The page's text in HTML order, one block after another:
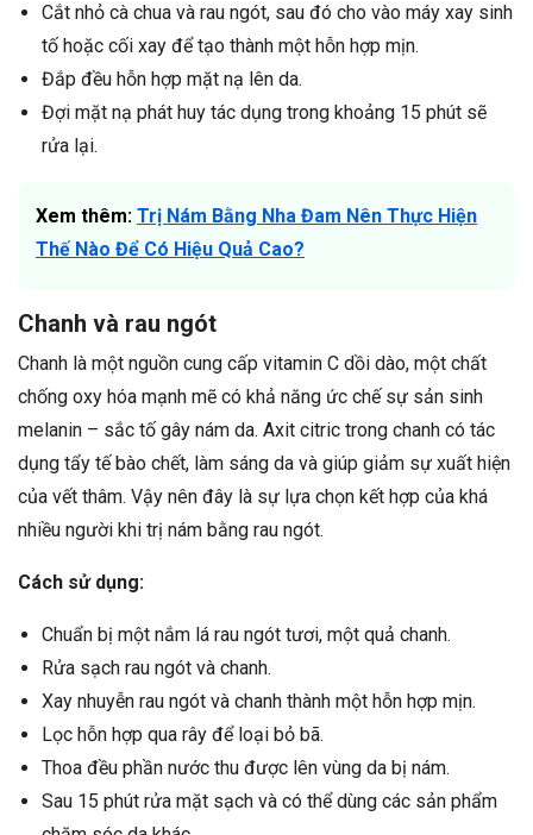
Cắt nhỏ cà chua và rau ngót, sau đó cho vào máy xay sinh
tố hoặc cối xay để tạo thành một hỗn hợp mịn.
Đắp đều hỗn hợp mặt nạ lên da.
Đợi mặt nạ phát huy tác dụng trong khoảng 15 phút sẽ
rửa lại.
Xem thêm: Trị Nám Bằng Nha Đam Nên Thực Hiện
Thế Nào Để Có Hiệu Quả Cao?
Chanh và rau ngót
Chanh là một nguồn cung cấp vitamin C dồi dào, một chất
chống oxy hóa mạnh mẽ có khả năng ức chế sự sản sinh
melanin – sắc tố gây nám da. Axit citric trong chanh có tác
dụng tẩy tế bào chết, làm sáng da và giúp giảm sự xuất hiện
của vết thâm. Vậy nên đây là sự lựa chọn kết hợp của khá
nhiều người khi trị nám bằng rau ngót.
Cách sử dụng:
Chuẩn bị một nắm lá rau ngót tươi, một quả chanh.
Rửa sạch rau ngót và chanh.
Xay nhuyễn rau ngót và chanh thành một hỗn hợp mịn.
Lọc hỗn hợp qua rây để loại bỏ bã.
Thoa đều phần nước thu được lên vùng da bị nám.
Sau 15 phút rửa mặt sạch và có thể dùng các sản phẩm